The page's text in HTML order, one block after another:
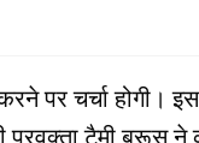
पर चर्चा होगी।